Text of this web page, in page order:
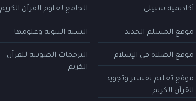
أكاديمية سبيلي
موقع المسلم الجديد
موقع الصلاة في الإسلام
موقع تعليم تفسير وتجويد
القرآن الكريم
الجامع لعلوم القرآن الكريم
السنة النبوية وعلومها
الترجمات الصوتية للقرآن
الكريم